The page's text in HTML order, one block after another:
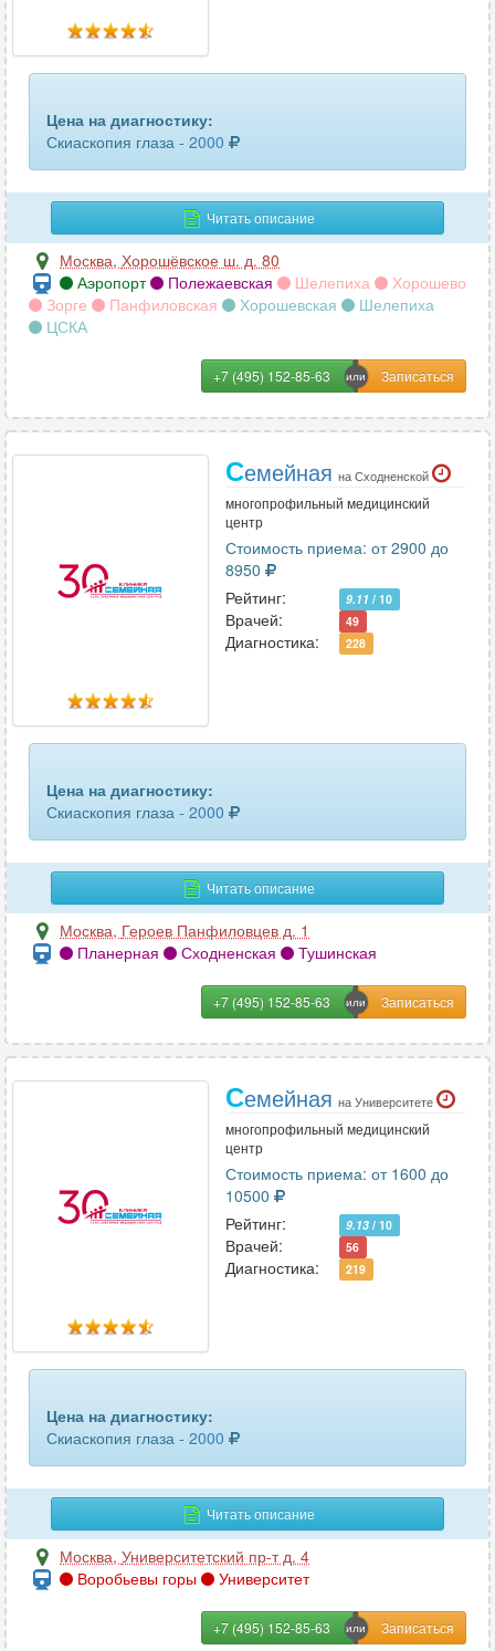
Цена на диагностику:
Скиаскопия глаза - 2000
Читать описание
Москва, Хорошёвское ш. д. 80
Аэропорт
Полежаевская Шелепиха
Хорошево
Зорге
Панфиловская Хорошевская
Шелепиха
ЦСКА
+7 (495) 152-85-63
Семейная на Сходненской
многопрофильный медицинский
центр
Стоимость приема: от 2900 до
8950
Рейтинг:
9.11 / 10
Врачей: 49
Диагностика: 228
Цена на диагностику:
Скиаскопия глаза - 2000
Читать описание
Москва, Героев Панфиловцев д. 1
Планерная
Сходненская Тушинская
+7 (495) 152-85-63
Семейная на Университете
многопрофильный медицинский
центр
Стоимость приема: от 1600 до
10500
Рейтинг:
9.13 / 10
Врачей: 56
Диагностика: 219
Цена на диагностику:
Скиаскопия глаза - 2000
Читать описание
Москва, Университетский пр-т д. 4
Воробьевы горы
Университет
+7 (495) 152-85-63